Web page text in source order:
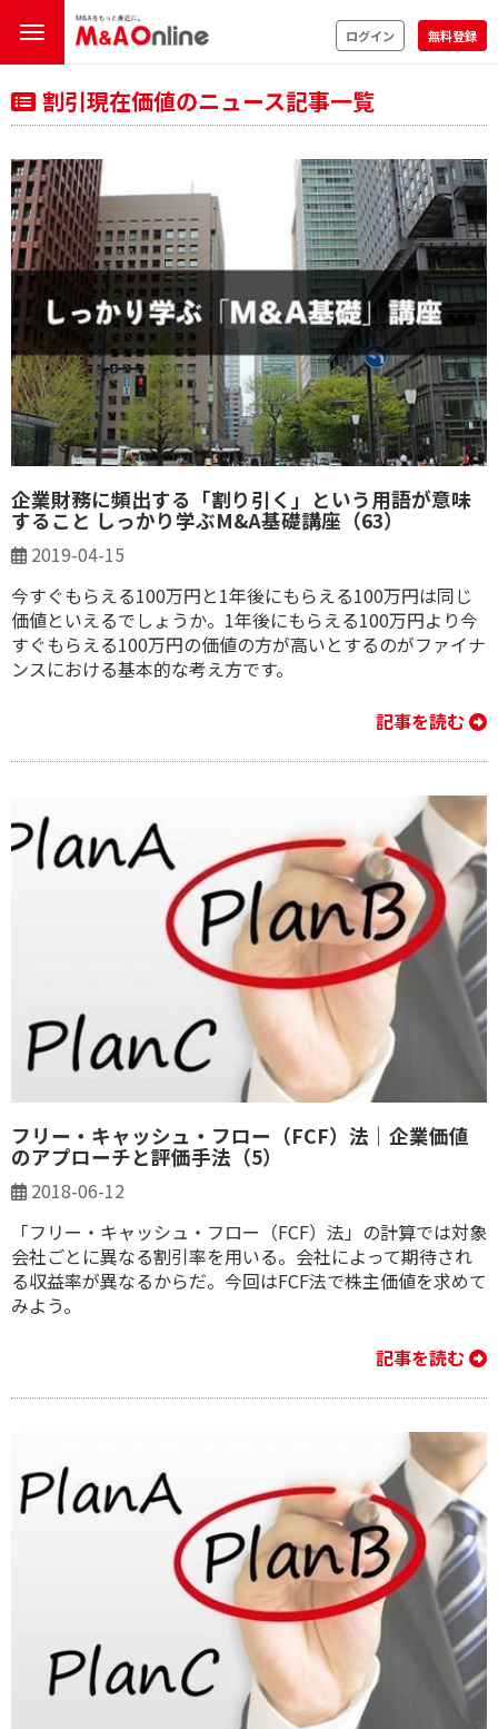
ログイン 無料登録
割引現在価値のニュース記事一覧
企業財務に頻出する「割り引く」という用語が意味
すること しっかり学ぶM&A基礎講座（63）
2019-04-15
今すぐもらえる100万円と1年後にもらえる100万円は同じ
価値といえるでしょうか。1年後にもらえる100万円より今
すぐもらえる100万円の価値の方が高いとするのがファイナ
ンスにおける基本的な考え方です。
記事を読む
フリー・キャッシュ・フロー（FCF）法｜企業価値
のアプローチと評価手法（5）
2018-06-12
「フリー・キャッシュ・フロー（FCF）法」の計算では対象
会社ごとに異なる割引率を用いる。会社によって期待され
る収益率が異なるからだ。今回はFCF法で株主価値を求めて
みよう。
記事を読む